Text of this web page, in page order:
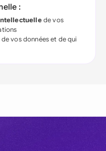
:
de vos
de vos données et de qui